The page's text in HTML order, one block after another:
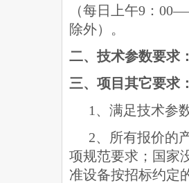
（每日上午9：
除外）。
二、 技术参数要求
三、 项目 其它要求
1、满足技术参
2、所有报价的
项规范要求；国家
准设备按招标约定